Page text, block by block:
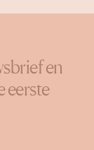
en
eerste